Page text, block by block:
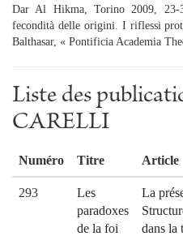
Dar Al Hikma, Torino 2009, 23-
fecondità delle origini. I riflessi
Balthasar, « Pontificia Academia
Liste des
CARELLI
Numéro Titre Article
293
Les
paradoxes
de la foi
La
dans la